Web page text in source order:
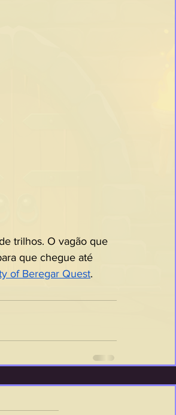
trilhos. O vagão que
que chegue até
of Beregar Quest.